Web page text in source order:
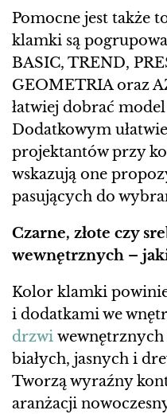
Pomocne jest także
klamki są
BASIC, TREND,
GEOMETRIA oraz
łatwiej dobrać
Dodatkowym
projektantów przy
wskazują one
pasujących do
Czarne, złote czy
wewnętrznych –
Kolor klamki
i dodatkami we
drzwi
białych, jasnych i
Tworzą wyraźny
aranżacji